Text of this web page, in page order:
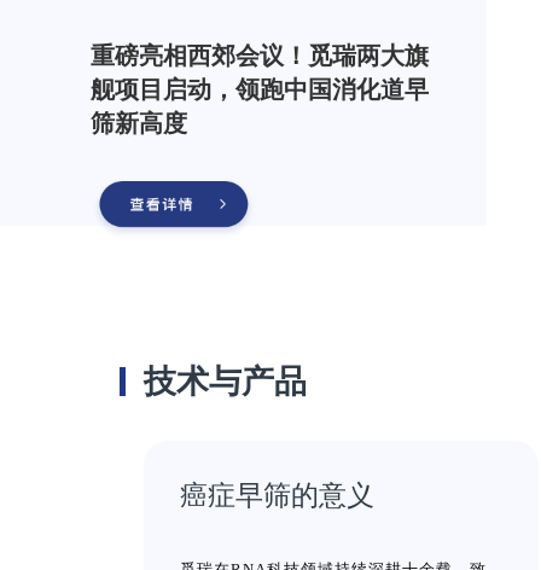
重磅亮相西郊会议！觅瑞两大旗
舰项目启动，领跑中国消化道早
筛新高度
技术与产品
癌症早筛的意义